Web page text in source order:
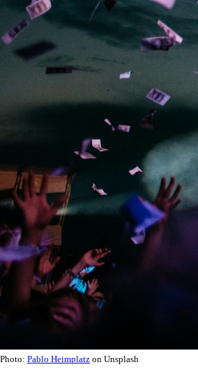
Photo: Pablo Heimplatz on Unsplash